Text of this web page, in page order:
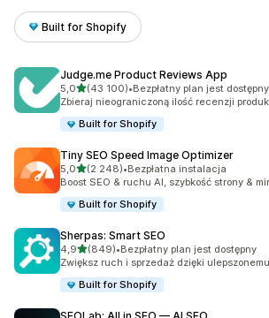
Built for Shopify
Judge.me Product Reviews App
5,0na 5 gwiazdek
(43 100)
Łączna liczba recenzji: 43100
•Bezpłatny plan jest dostępny
Zbieraj nieograniczoną ilość recenzji
Built for Shopify
Tiny SEO Speed Image Optimizer
5,0na 5 gwiazdek
(2 248)
Łączna liczba recenzji: 2248
•Bezpłatna instalacja
Boost SEO & ruchu AI, szybkość strony &
Built for Shopify
Sherpas: Smart SEO
4,9na 5 gwiazdek
(849)
Łączna liczba recenzji: 849
•Bezpłatny plan jest dostępny
Zwiększ ruch i sprzedaż dzięki
Built for Shopify